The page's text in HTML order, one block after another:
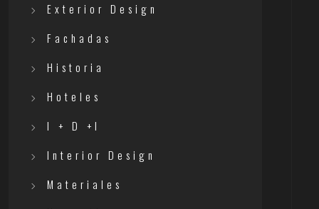
Exterior Design
Fachadas
Historia
Hoteles
I + D +I
Interior Design
Materiales